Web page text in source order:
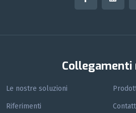
Collegamenti
Le nostre soluzioni
Riferimenti